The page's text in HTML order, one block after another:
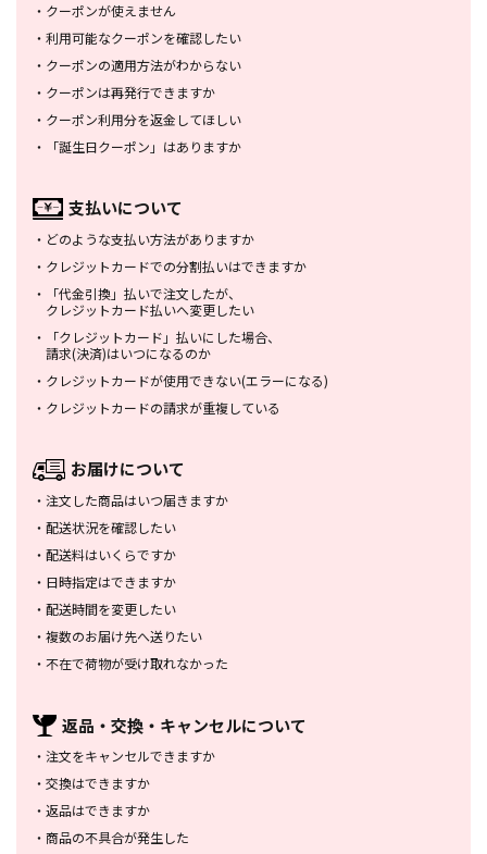
・ クーポンが使えません
・ 利用可能なクーポンを確認したい
・ クーポンの適用方法がわからない
・ クーポンは再発行できますか
・ クーポン利用分を返金してほしい
・
「誕生日クーポン」はありますか
支払いについて
・ どのような支払い方法がありますか
・ クレジットカードでの分割払いはできますか
・
「代金引換」払いで注文したが、
クレジットカード払いへ変更したい
・
「クレジットカード」払いにした場合、
請求(決済)はいつになるのか
・ クレジットカードが使用できない(エラーになる)
・ クレジットカードの請求が重複している
お届けについて
・ 注文した商品はいつ届きますか
・ 配送状況を確認したい
・ 配送料はいくらですか
・ 日時指定はできますか
・ 配送時間を変更したい
・ 複数のお届け先へ送りたい
・ 不在で荷物が受け取れなかった
返品・交換・ キャンセルについて
・ 注文をキャンセルできますか
・ 交換はできますか
・ 返品はできますか
・ 商品の不具合が発生した